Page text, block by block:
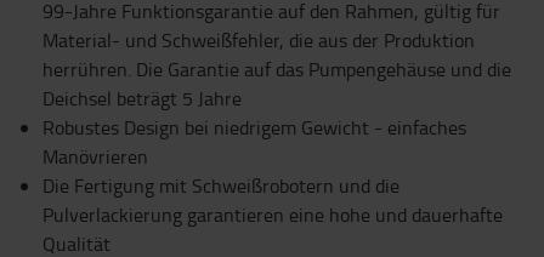
99-Jahre Funktionsgarantie auf den Rahmen, gültig für
Material- und Schweißfehler, die aus der Produktion
herrühren. Die Garantie auf das Pumpengehäuse und die
Deichsel beträgt 5 Jahre
Robustes Design bei niedrigem Gewicht - einfaches
Manövrieren
Die Fertigung mit Schweißrobotern und die
Pulverlackierung garantieren eine hohe und dauerhafte
Qualität